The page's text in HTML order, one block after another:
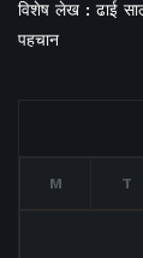
विशेष लेख : ढाई
पहचान
M T